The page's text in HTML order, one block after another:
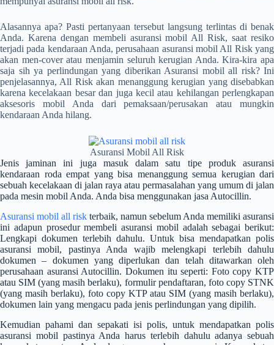
Alasannya apa? Pasti pertanyaan tersebut langsung terlintas di benak
Anda. Karena dengan membeli asuransi mobil All Risk, saat resiko
terjadi pada kendaraan Anda, perusahaan asuransi mobil All Risk yang
akan men-cover atau menjamin seluruh kerugian Anda.Kira-kira apa
saja sih ya perlindungan yang diberikan Asuransi mobil all risk? Ini
penjelasannya, All Risk akan menanggung kerugian yang disebabkan
karena kecelakaan besar dan juga kecil atau kehilangan perlengkapan
aksesoris mobil Anda dari pemaksaan/perusakan atau mungkin
kendaraan Anda hilang.
Asuransi Mobil All Risk
Jenis jaminan ini juga masuk dalam satu tipe produk asuransi
kendaraan roda empat yang bisa menanggung semua kerugian dari
sebuah kecelakaan di jalan raya atau permasalahan yang umum di jalan
pada mesin mobil Anda. Anda bisa menggunakan jasa Autocillin.
Asuransi mobil all risk terbaik, namun sebelum Anda memiliki asuransi
ini adapun prosedur membeli asuransi mobil adalah sebagai berikut:
Lengkapi dokumen terlebih dahulu. Untuk bisa mendapatkan polis
asuransi mobil, pastinya Anda wajib melengkapi terlebih dahulu
dokumen – dokumen yang diperlukan dan telah ditawarkan oleh
perusahaan asuransi Autocillin. Dokumen itu seperti: Foto copy KTP
atau SIM (yang masih berlaku), formulir pendaftaran, foto copy STNK
(yang masih berlaku), foto copy KTP atau SIM (yang masih berlaku),
dokumen lain yang mengacu pada jenis perlindungan yang dipilih.
Kemudian pahami dan sepakati isi polis, untuk mendapatkan polis
asuransi mobil pastinya Anda harus terlebih dahulu adanya sebuah